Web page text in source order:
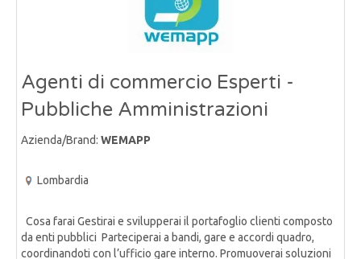
Agenti di commercio Esperti -
Pubbliche Amministrazioni
Azienda/Brand: WEMAPP
Lombardia
Cosa farai Gestirai e svilupperai il portafoglio clienti composto
da enti pubblici Parteciperai a bandi, gare e accordi quadro,
coordinandoti con l’ufficio gare interno. Promuoverai soluzioni